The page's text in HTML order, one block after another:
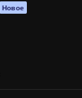
Новое